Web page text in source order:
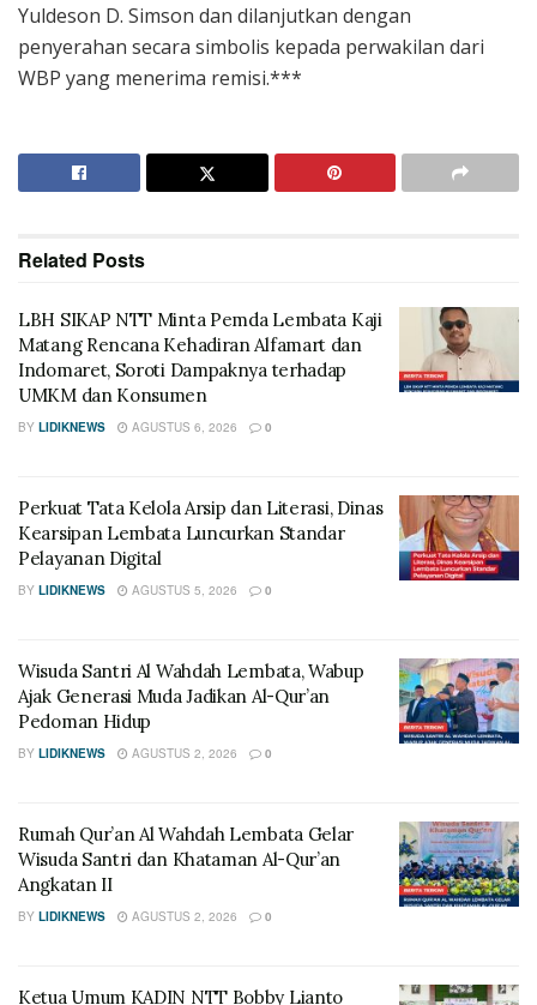
Yuldeson D. Simson dan dilanjutkan dengan
penyerahan secara simbolis kepada perwakilan dari
WBP yang menerima remisi.***
Related Posts
LBH SIKAP NTT Minta Pemda Lembata Kaji
Matang Rencana Kehadiran Alfamart dan
Indomaret, Soroti Dampaknya terhadap
UMKM dan Konsumen
BY LIDIKNEWS AGUSTUS 6, 2026 0
Perkuat Tata Kelola Arsip dan Literasi, Dinas
Kearsipan Lembata Luncurkan Standar
Pelayanan Digital
BY LIDIKNEWS AGUSTUS 5, 2026 0
Wisuda Santri Al Wahdah Lembata, Wabup
Ajak Generasi Muda Jadikan Al-Qur’an
Pedoman Hidup
BY LIDIKNEWS AGUSTUS 2, 2026 0
Rumah Qur’an Al Wahdah Lembata Gelar
Wisuda Santri dan Khataman Al-Qur’an
Angkatan II
BY LIDIKNEWS AGUSTUS 2, 2026 0
Ketua Umum KADIN NTT Bobby Lianto